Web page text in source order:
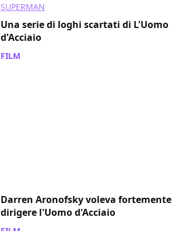
SUPERMAN
Una serie di loghi scartati di L'Uomo
d'Acciaio
FILM
Darren Aronofsky voleva fortemente
dirigere l'Uomo d'Acciaio